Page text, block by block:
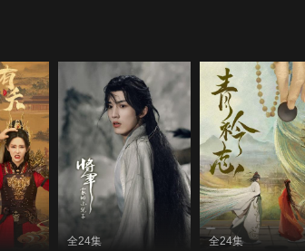
全24集 全24集